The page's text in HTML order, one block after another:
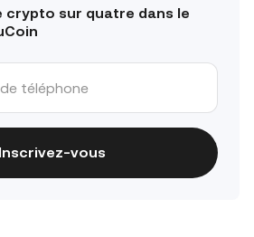
crypto sur quatre dans le
Inscrivez-vous